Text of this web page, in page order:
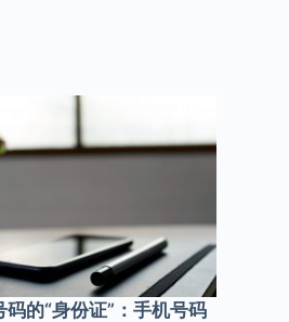
码的“身份证”：手机号码